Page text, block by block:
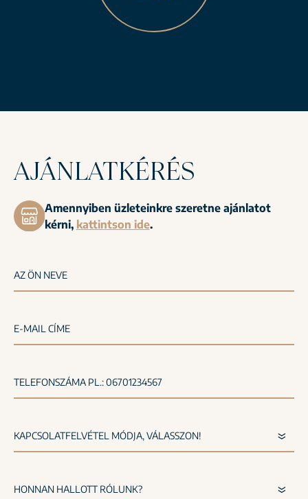
AJÁNLATKÉRÉS
Amennyiben üzleteinkre szeretne ajánlatot
kérni, kattintson ide.
AZ ÖN NEVE
E-MAIL CÍME
TELEFONSZÁMA PL.: 06701234567